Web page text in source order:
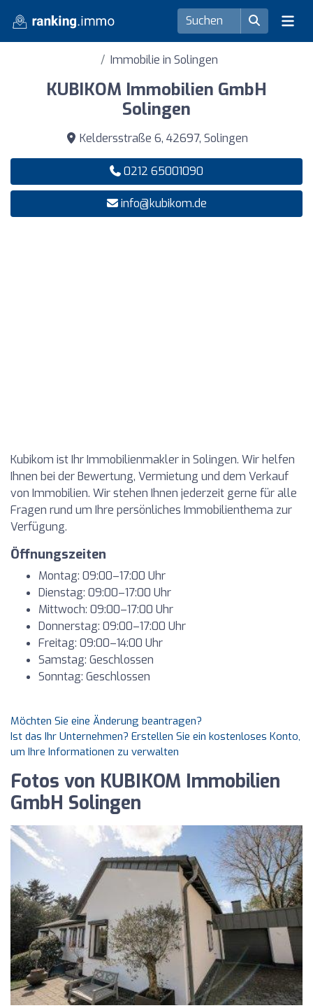
Immobilie in Solingen
KUBIKOM Immobilien GmbH
Solingen
Keldersstraße 6, 42697, Solingen
0212 65001090
info@kubikom.de
Kubikom ist Ihr Immobilienmakler in Solingen. Wir helfen
Ihnen bei der Bewertung, Vermietung und dem Verkauf
von Immobilien. Wir stehen Ihnen jederzeit gerne für alle
Fragen rund um Ihre persönliches Immobilienthema zur
Verfügung.
Öffnungszeiten
Montag: 09:00–17:00 Uhr
Dienstag: 09:00–17:00 Uhr
Mittwoch: 09:00–17:00 Uhr
Donnerstag: 09:00–17:00 Uhr
Freitag: 09:00–14:00 Uhr
Samstag: Geschlossen
Sonntag: Geschlossen
Möchten Sie eine Änderung beantragen?
Ist das Ihr Unternehmen? Erstellen Sie ein kostenloses Konto,
um Ihre Informationen zu verwalten
Fotos von KUBIKOM Immobilien
GmbH Solingen